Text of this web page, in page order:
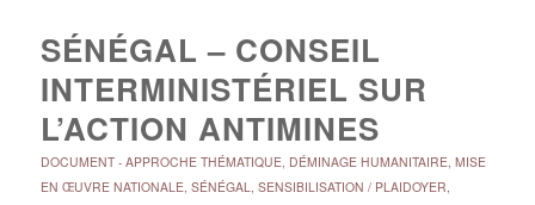
SÉNÉGAL – CONSEIL
INTERMINISTÉRIEL SUR
L’ACTION ANTIMINES
DOCUMENT- APPROCHE THÉMATIQUE, DÉMINAGE HUMANITAIRE, MISE
EN ŒUVRE NATIONALE, SÉNÉGAL, SENSIBILISATION / PLAIDOYER,